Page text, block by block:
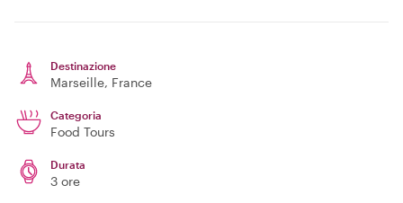
Destinazione
Marseille, France
Categoria
Food Tours
Durata
3 ore